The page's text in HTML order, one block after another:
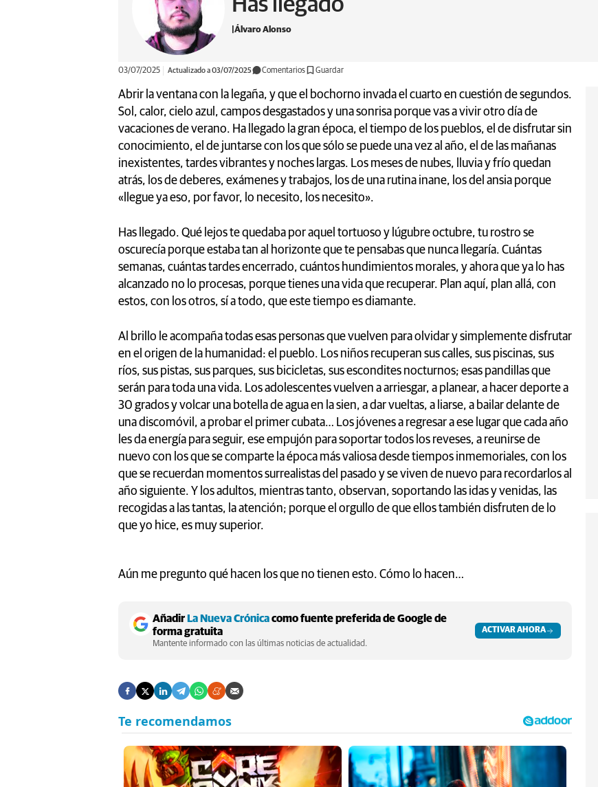
Álvaro Alonso
03/07/2025 Actualizado a 03/07/2025 Comentarios Guardar
Abrir la ventana con la legaña, y que el bochorno invada el cuarto en cuestión de segundos.
Sol, calor, cielo azul, campos desgastados y una sonrisa porque vas a vivir otro día de
vacaciones de verano. Ha llegado la gran época, el tiempo de los pueblos, el de disfrutar sin
conocimiento, el de juntarse con los que sólo se puede una vez al año, el de las mañanas
inexistentes, tardes vibrantes y noches largas. Los meses de nubes, lluvia y frío quedan
atrás, los de deberes, exámenes y trabajos, los de una rutina inane, los del ansia porque
«llegue ya eso, por favor, lo necesito, los necesito».
Has llegado. Qué lejos te quedaba por aquel tortuoso y lúgubre octubre, tu rostro se
oscurecía porque estaba tan al horizonte que te pensabas que nunca llegaría. Cuántas
semanas, cuántas tardes encerrado, cuántos hundimientos morales, y ahora que ya lo has
alcanzado no lo procesas, porque tienes una vida que recuperar. Plan aquí, plan allá, con
estos, con los otros, sí a todo, que este tiempo es diamante.
Al brillo le acompaña todas esas personas que vuelven para olvidar y simplemente disfrutar
en el origen de la humanidad: el pueblo. Los niños recuperan sus calles, sus piscinas, sus
ríos, sus pistas, sus parques, sus bicicletas, sus escondites nocturnos; esas pandillas que
serán para toda una vida. Los adolescentes vuelven a arriesgar, a planear, a hacer deporte a
30 grados y volcar una botella de agua en la sien, a dar vueltas, a liarse, a bailar delante de
una discomóvil, a probar el primer cubata… Los jóvenes a regresar a ese lugar que cada año
les da energía para seguir, ese empujón para soportar todos los reveses, a reunirse de
nuevo con los que se comparte la época más valiosa desde tiempos inmemoriales, con los
que se recuerdan momentos surrealistas del pasado y se viven de nuevo para recordarlos al
año siguiente. Y los adultos, mientras tanto, observan, soportando las idas y venidas, las
recogidas a las tantas, la atención; porque el orgullo de que ellos también disfruten de lo
que yo hice, es muy superior.
Aún me pregunto qué hacen los que no tienen esto. Cómo lo hacen…
Añadir La Nueva Crónicacomo fuente preferida de Google de
forma gratuita
Mantente informado con las últimas noticias de actualidad.
ACTIVAR AHORA